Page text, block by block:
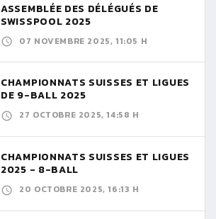
ASSEMBLÉE DES DÉLÉGUÉS DE
SWISSPOOL 2025
07 NOVEMBRE 2025, 11:05 H
CHAMPIONNATS SUISSES ET LIGUES
DE 9-BALL 2025
27 OCTOBRE 2025, 14:58 H
CHAMPIONNATS SUISSES ET LIGUES
2025 - 8-BALL
20 OCTOBRE 2025, 16:13 H